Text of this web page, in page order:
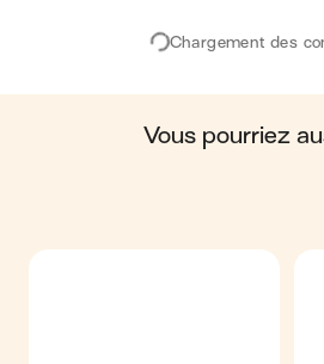
biosphère. Ces impacts sont
Chargement des
vous pourriez